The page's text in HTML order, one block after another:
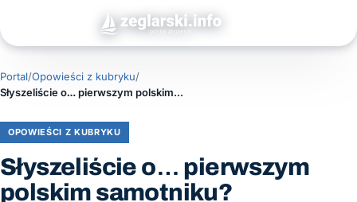
Portal/Opowieści z kubryku/
Słyszeliście o… pierwszym polskim samotniku?
OPOWIEŚCI Z KUBRYKU
Słyszeliście o… pierwszym
polskim samotniku?